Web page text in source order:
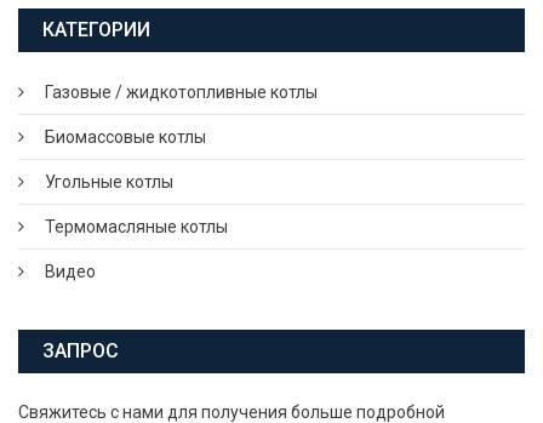
КАТЕГОРИИ
Газовые / жидкотопливные котлы
Биомассовые котлы
Угольные котлы
Термомасляные котлы
Видео
ЗАПРОС
Свяжитесь с нами для получения больше подробной